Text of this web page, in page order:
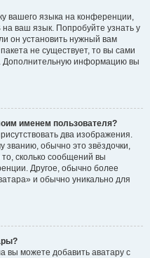
вашего языка на конференции,
ваш язык. Попробуйте узнать у
он установить нужный вам
не существует, то вы сами
Дополнительную информацию вы
именем пользователя?
два изображения.
званию, обычно это звёздочки,
сколько сообщений вы
Другое, обычно более
и обычно уникально для
вы можете добавить аватару с